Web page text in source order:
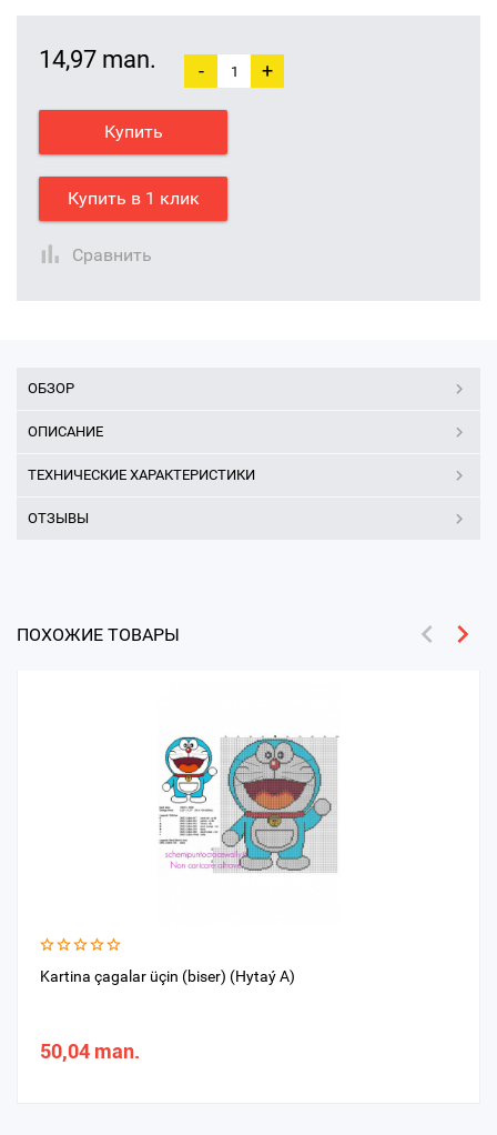
14,97 man. - +
Купить
Купить в 1 клик
Сравнить
ОБЗОР
ОПИСАНИЕ
ТЕХНИЧЕСКИЕ ХАРАКТЕРИСТИКИ
ОТЗЫВЫ
ПОХОЖИЕ ТОВАРЫ
Kartina çagalar üçin (biser) (Hytaý A)
50,04 man.